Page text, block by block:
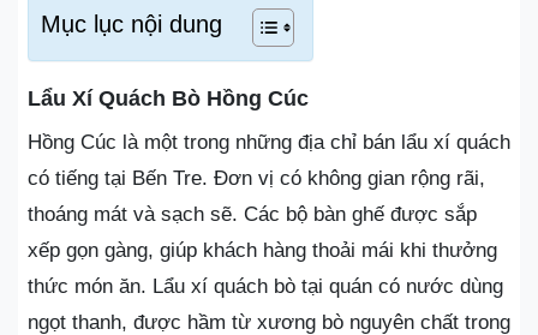
Mục lục nội dung
Lẩu Xí Quách Bò Hồng Cúc
Hồng Cúc là một trong những địa chỉ bán lẩu xí quách
có tiếng tại Bến Tre. Đơn vị có không gian rộng rãi,
thoáng mát và sạch sẽ. Các bộ bàn ghế được sắp
xếp gọn gàng, giúp khách hàng thoải mái khi thưởng
thức món ăn. Lẩu xí quách bò tại quán có nước dùng
ngọt thanh, được hầm từ xương bò nguyên chất trong